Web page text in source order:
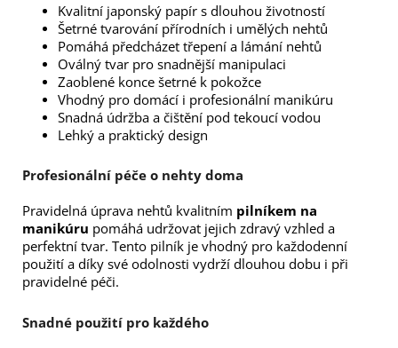
Kvalitní japonský papír s dlouhou životností
Šetrné tvarování přírodních i umělých nehtů
Pomáhá předcházet třepení a lámání nehtů
Oválný tvar pro snadnější manipulaci
Zaoblené konce šetrné k pokožce
Vhodný pro domácí i profesionální manikúru
Snadná údržba a čištění pod tekoucí vodou
Lehký a praktický design
Profesionální péče o nehty doma
Pravidelná úprava nehtů kvalitním pilníkem na
manikúru pomáhá udržovat jejich zdravý vzhled a
perfektní tvar. Tento pilník je vhodný pro každodenní
použití a díky své odolnosti vydrží dlouhou dobu i při
pravidelné péči.
Snadné použití pro každého